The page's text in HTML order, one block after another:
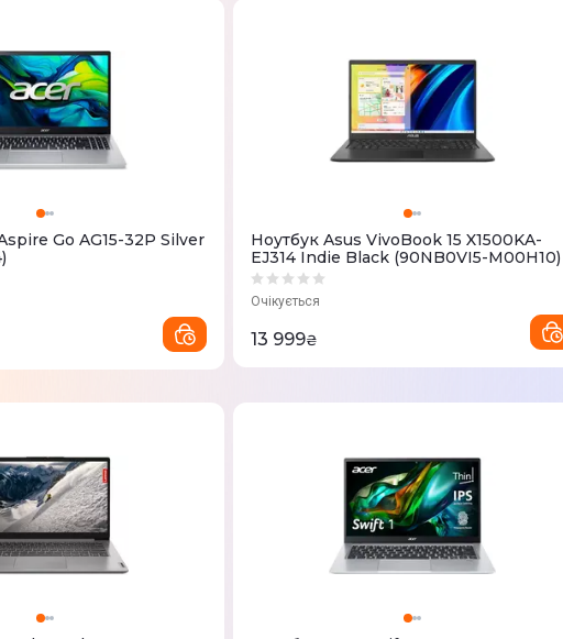
Go AG15-32P Silver
Ноутбук Asus VivoBook 15 X1500KA-
EJ314 Indie Black (90NB0VI5-M00H10)
Очікується
13 999₴